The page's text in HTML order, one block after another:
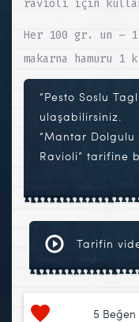
ravioli için
Her 100 gr. un –
makarna hamuru
“Pesto Soslu
ulaşabilirsiniz.
“Mantar Dolgulu
Ravioli” tarifine
Tarifin
5 Beğen